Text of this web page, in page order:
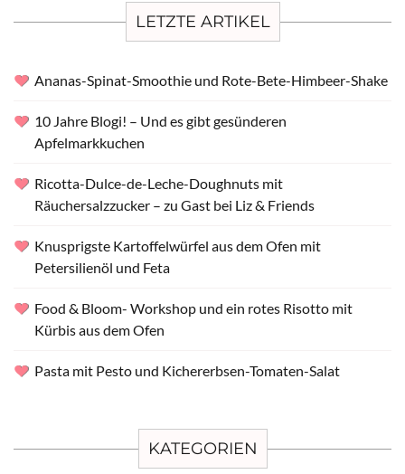
LETZTE ARTIKEL
Ananas-Spinat-Smoothie und Rote-Bete-Himbeer-Shake
10 Jahre Blogi! – Und es gibt gesünderen
Apfelmarkkuchen
Ricotta-Dulce-de-Leche-Doughnuts mit
Räuchersalzzucker – zu Gast bei Liz & Friends
Knusprigste Kartoffelwürfel aus dem Ofen mit
Petersilienöl und Feta
Food & Bloom- Workshop und ein rotes Risotto mit
Kürbis aus dem Ofen
Pasta mit Pesto und Kichererbsen-Tomaten-Salat
KATEGORIEN